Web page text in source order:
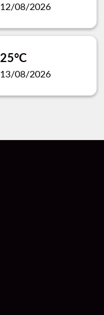
12/08/2026
25°C
13/08/2026